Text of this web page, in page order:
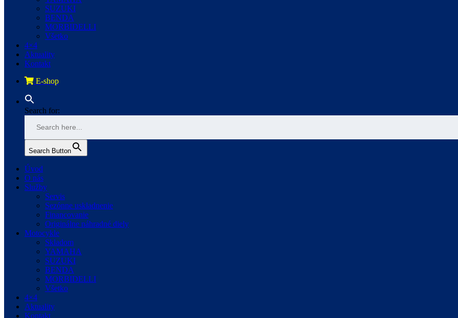
SUZUKI
BENDA
MORBIDELLI
Všetko
4×4
Aktuality
Kontakt
E-shop
Search for:
Search Button
Úvod
O nás
Služby
Servis
Sezónne uskladnenie
Financovanie
Originálne náhradné diely
Motocykle
Skladom
YAMAHA
SUZUKI
BENDA
MORBIDELLI
Všetko
4×4
Aktuality
Kontakt